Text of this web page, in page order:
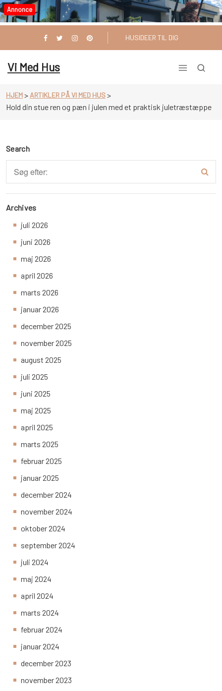
Videre
til
Annonce
HUSIDEER TIL DIG
Vi Med Hus
HJEM> ARTIKLER PÅ VI MED HUS>
Hold din stue ren og pæn i julen med et praktisk juletræstæppe
Search
Archives
juli 2026
juni 2026
maj 2026
april 2026
marts 2026
januar 2026
december 2025
november 2025
august 2025
juli 2025
juni 2025
maj 2025
april 2025
marts 2025
februar 2025
januar 2025
december 2024
november 2024
oktober 2024
september 2024
juli 2024
maj 2024
april 2024
marts 2024
februar 2024
januar 2024
december 2023
november 2023